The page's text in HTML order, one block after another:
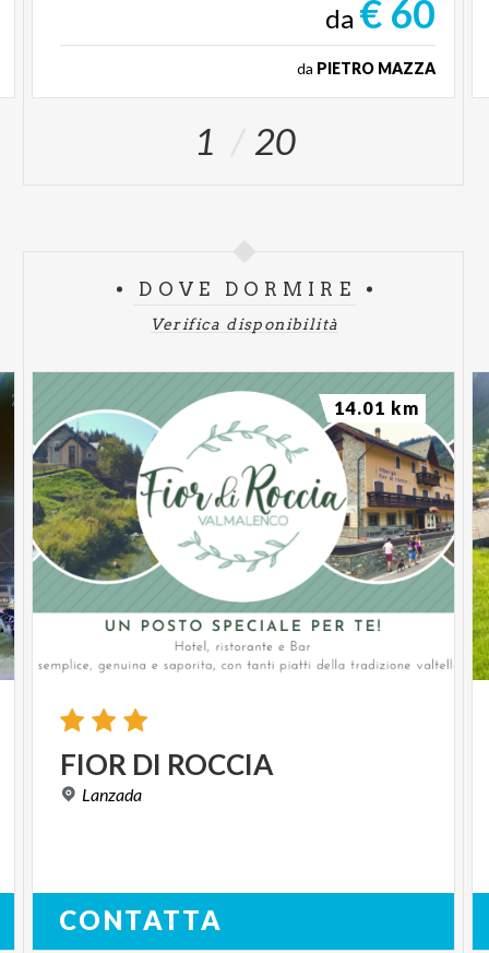
da € 60
da PIETRO MAZZA
1 20
DOVE DORMIRE
Verifica disponibilità
FIOR DI ROCCIA
Lanzada
CONTATTA
14.01 km